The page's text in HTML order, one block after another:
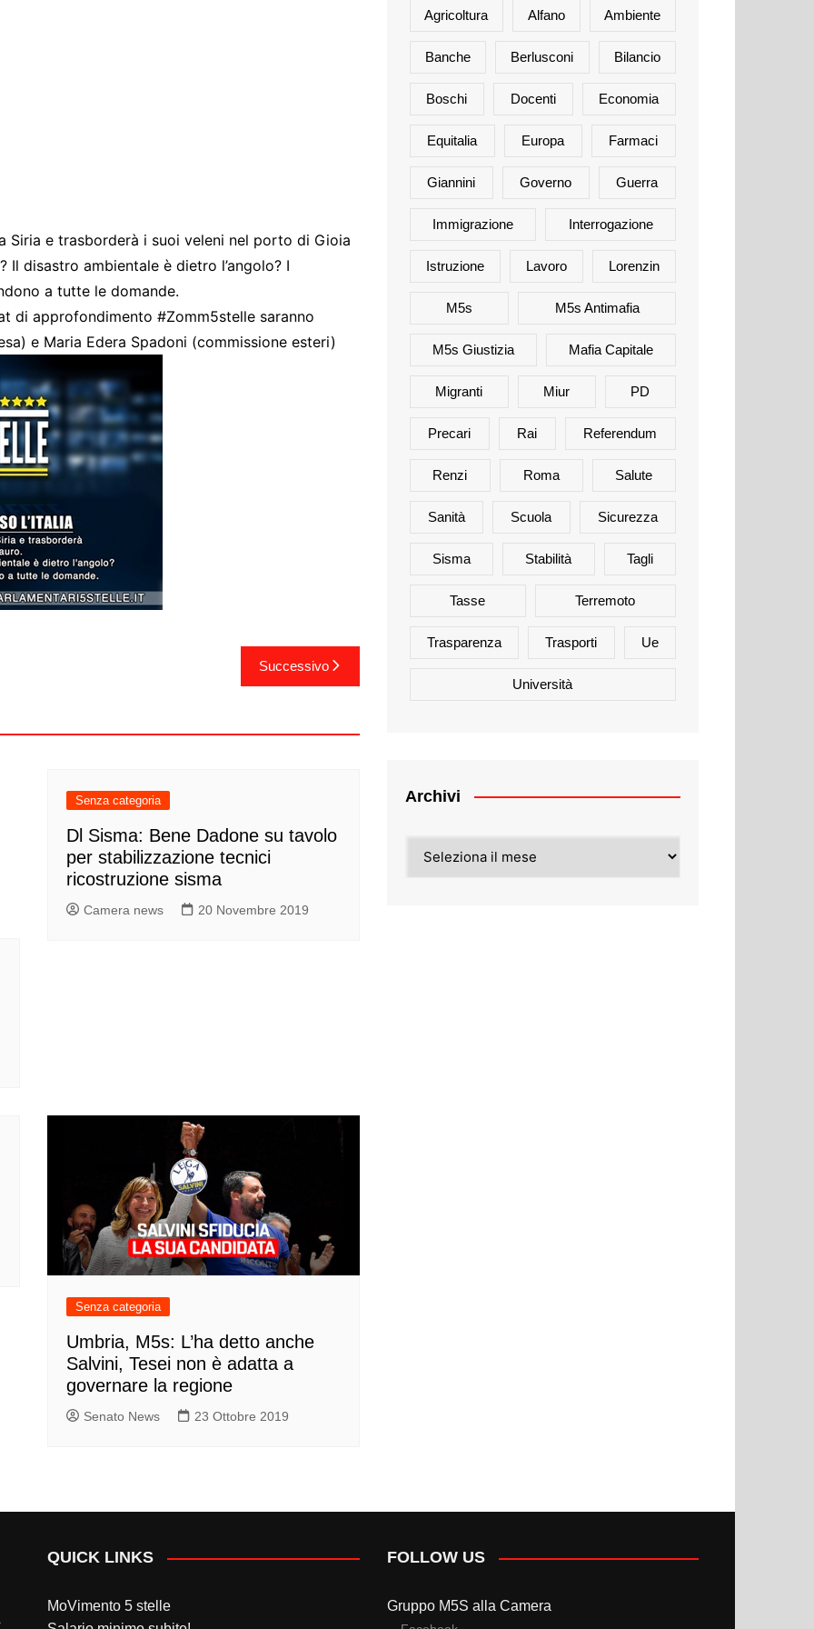
Siria e trasborderà i suoi veleni nel porto di Gioia
? Il disastro ambientale è dietro l’angolo? I
a tutte le domande.
di approfondimento #Zomm5stelle saranno
e Maria Edera Spadoni (commissione esteri)
Successivo
Senza categoria
Dl Sisma: Bene Dadone su tavolo
per stabilizzazione tecnici
ricostruzione sisma
Camera news 20 Novembre 2019
Senza categoria
Umbria, M5s: L’ha detto anche
Salvini, Tesei non è adatta a
governare la regione
Senato News 23 Ottobre 2019
Agricoltura Alfano Ambiente
Banche Berlusconi Bilancio
Boschi Docenti Economia
Equitalia Europa Farmaci
Giannini Governo Guerra
Immigrazione Interrogazione
Istruzione Lavoro Lorenzin
M5s M5s Antimafia
M5s Giustizia Mafia Capitale
Migranti Miur PD
Precari Rai Referendum
Renzi Roma Salute
Sanità Scuola Sicurezza
Sisma Stabilità Tagli
Tasse Terremoto
Trasparenza Trasporti Ue
Università
Archivi
QUICK LINKS
MoVimento 5 stelle
FOLLOW US
Gruppo M5S alla Camera